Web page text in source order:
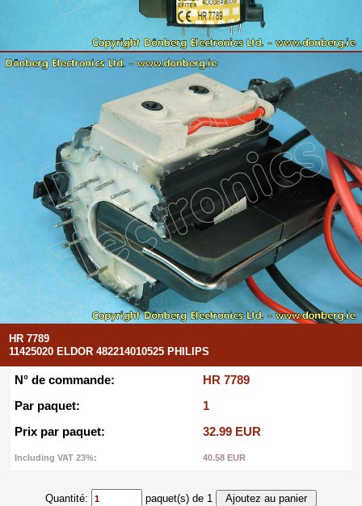
HR 7789
11425020 ELDOR 482214010525 PHILIPS
N° de commande:
HR 7789
Par paquet:
1
Prix par paquet:
32.99 EUR
Including VAT 23%: 40.58 EUR
Quantité: paquet(s) de 1